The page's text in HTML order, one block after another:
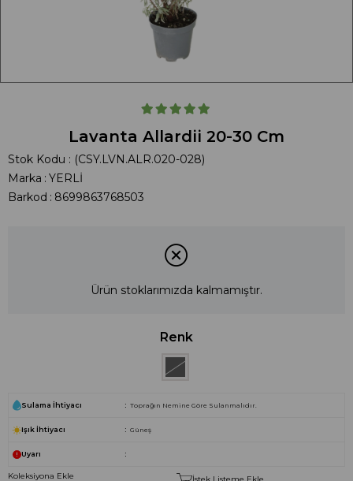
Lavanta Allardii 20-30 Cm
Stok Kodu
(CSY.LVN.ALR.020-028)
Marka : YERLİ
Barkod : 8699863768503
Ürün stoklarımızda kalmamıştır.
Renk
Sulama İhtiyacı Toprağın Nemine Göre Sulanmalıdır.
Işık İhtiyacı Güneş
Uyarı
Koleksiyona Ekle
İstek Listeme Ekle